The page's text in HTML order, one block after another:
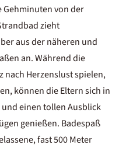
Gehminuten von der
zieht
aus der näheren und
an. Während die
nach Herzenslust spielen,
können die Eltern sich in
einen tollen Ausblick
genießen. Badespaß
fast 500 Meter